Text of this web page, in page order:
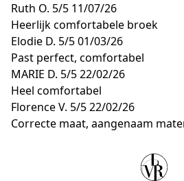
Ruth O. 5/5 11/07/26
Heerlijk comfortabele broek
Elodie D. 5/501/03/26
Past perfect, comfortabel
MARIE D. 5/522/02/26
Heel comfortabel
Florence V. 5/522/02/26
Correcte maat, aangenaam